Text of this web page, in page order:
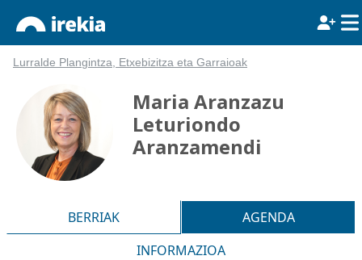
Lurralde Plangintza, Etxebizitza eta Garraioak
Maria Aranzazu
Leturiondo
Aranzamendi
BERRIAK
AGENDA
INFORMAZIOA